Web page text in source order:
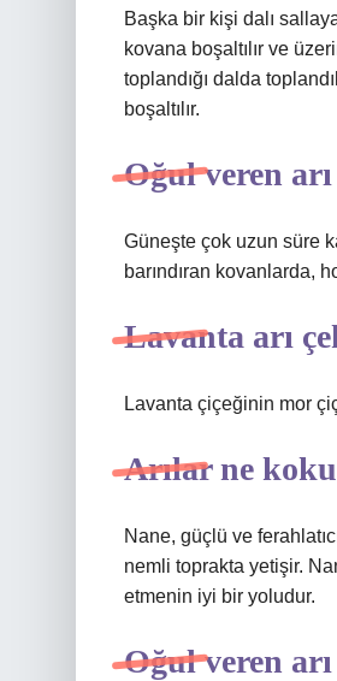
Başka bir kişi dalı
kovana boşaltılır ve
toplandığı dalda
boşaltılır.
Oğul veren
Güneşte çok uzun süre
barındıran kovanlarda,
Lavanta arı
Lavanta çiçeğinin mor
Arılar ne
Nane, güçlü ve
nemli toprakta yetişir.
etmenin iyi bir yoludur.
Oğul veren